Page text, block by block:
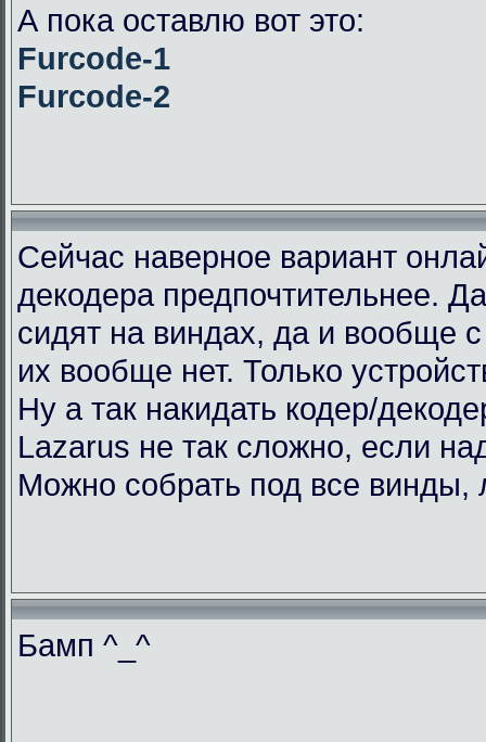
А пока оставлю вот это:
Furcode-1
Furcode-2
Сейчас наверное вариант
декодера предпочтительнее.
сидят на виндах, да и вообще с
их вообще нет. Только
Ну а так накидать кодер/
Lazarus не так сложно, если
Можно собрать под все винды,
Бамп ^_^